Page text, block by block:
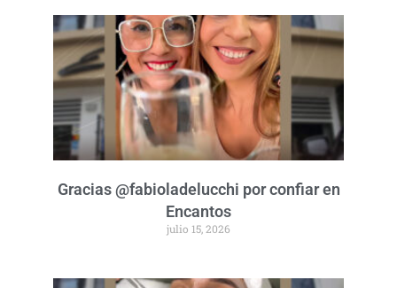
Gracias @fabioladelucchi por confiar en
Encantos
julio 15, 2026